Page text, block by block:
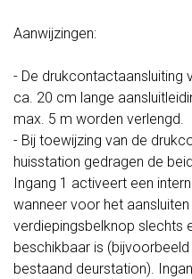
Aanwijzingen:
- De drukcontactaansluiting
ca. 20 cm lange
max. 5 m worden verlengd.
- Bij toewijzing van de
huisstation gedragen de
Ingang 1 activeert een
wanneer voor het
verdiepingsbelknop slechts
beschikbaar is
bestaand deurstation).